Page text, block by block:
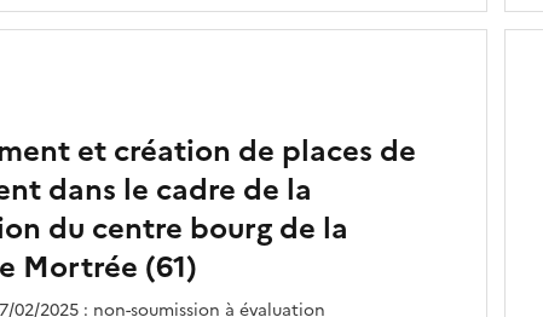
et création de places de
dans le cadre de la
du centre bourg de la
Mortrée (61)
02/2025 : non-soumission à évaluation